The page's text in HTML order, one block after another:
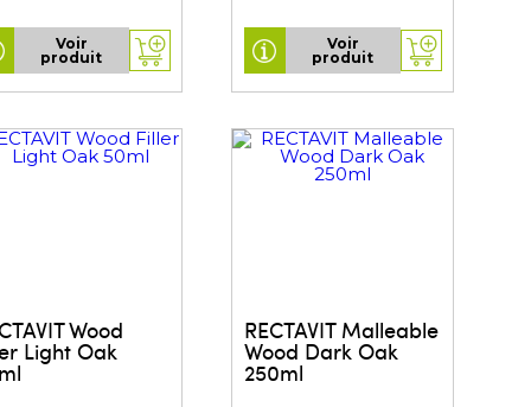
Voir
produit
Voir
produit
Wood
Light Oak
RECTAVIT Malleable
Wood Dark Oak
250ml